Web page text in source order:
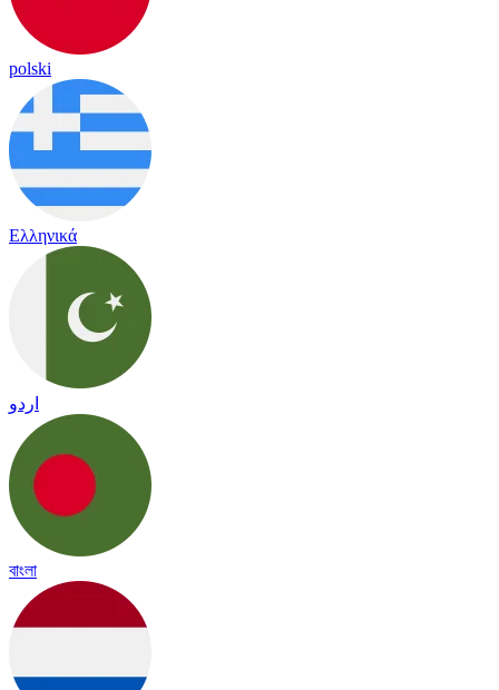
polski
Ελληνικά
اردو
বাংলা